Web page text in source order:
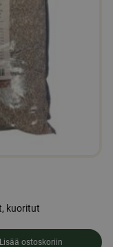
kuoritut
Lisää ostoskoriin